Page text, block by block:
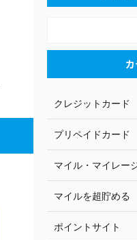
クレジットカード
プリペイドカード
マイル・マイレー
マイルを超貯める
ポイントサイト